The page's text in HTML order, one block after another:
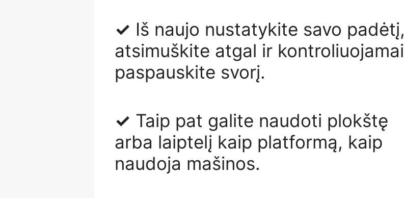
✓ Iš naujo nustatykite savo padėtį,
atsimuškite atgal ir kontroliuojamai
paspauskite svorį.
✓ Taip pat galite naudoti plokštę
arba laiptelį kaip platformą, kaip
naudoja mašinos.